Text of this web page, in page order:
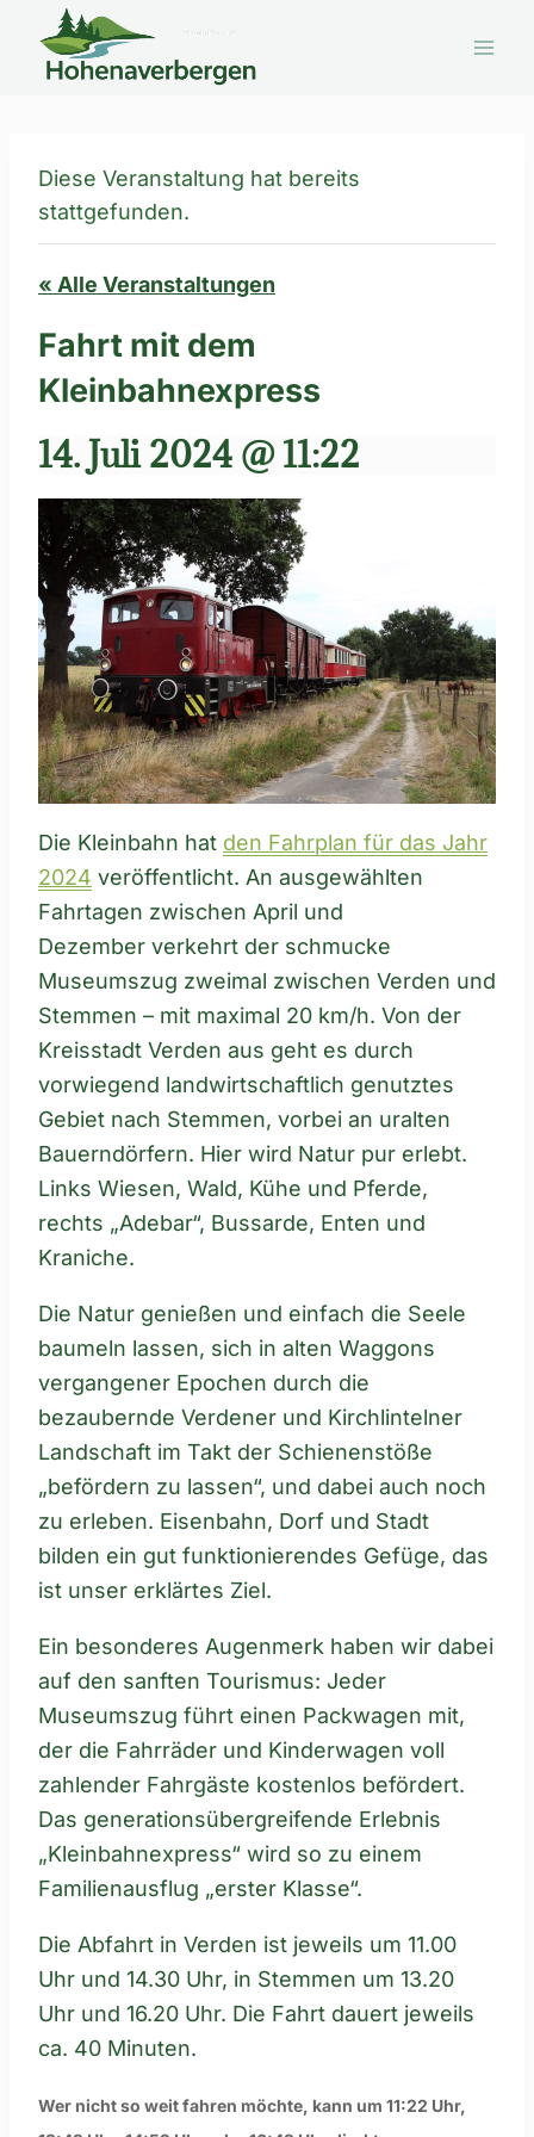
Inhalt
springen
Diese Veranstaltung hat bereits
stattgefunden.
« Alle Veranstaltungen
Fahrt mit dem
Kleinbahnexpress
14. Juli 2024 @ 11:22
Die Kleinbahn hat den Fahrplan für das Jahr
2024 veröffentlicht. An ausgewählten
Fahrtagen zwischen April und
Dezember verkehrt der schmucke
Museumszug zweimal zwischen Verden und
Stemmen – mit maximal 20 km/h. Von der
Kreisstadt Verden aus geht es durch
vorwiegend landwirtschaftlich genutztes
Gebiet nach Stemmen, vorbei an uralten
Bauerndörfern. Hier wird Natur pur erlebt.
Links Wiesen, Wald, Kühe und Pferde,
rechts „Adebar“, Bussarde, Enten und
Kraniche.
Die Natur genießen und einfach die Seele
baumeln lassen, sich in alten Waggons
vergangener Epochen durch die
bezaubernde Verdener und Kirchlintelner
Landschaft im Takt der Schienenstöße
„befördern zu lassen“, und dabei auch noch
zu erleben. Eisenbahn, Dorf und Stadt
bilden ein gut funktionierendes Gefüge, das
ist unser erklärtes Ziel.
Ein besonderes Augenmerk haben wir dabei
auf den sanften Tourismus: Jeder
Museumszug führt einen Packwagen mit,
der die Fahrräder und Kinderwagen voll
zahlender Fahrgäste kostenlos befördert.
Das generationsübergreifende Erlebnis
„Kleinbahnexpress“ wird so zu einem
Familienausflug „erster Klasse“.
Die Abfahrt in Verden ist jeweils um 11.00
Uhr und 14.30 Uhr, in Stemmen um 13.20
Uhr und 16.20 Uhr. Die Fahrt dauert jeweils
ca. 40 Minuten.
Wer nicht so weit fahren möchte, kann um 11:22 Uhr,